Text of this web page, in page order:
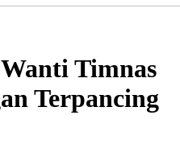
Timnas
Terpancing